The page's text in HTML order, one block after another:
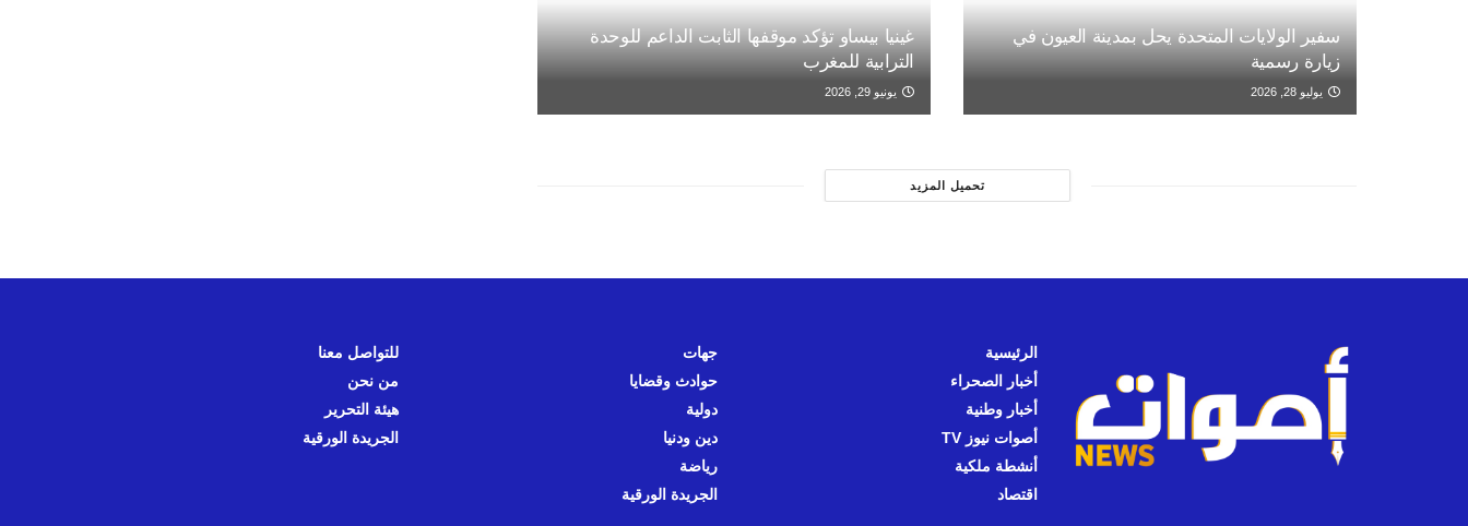
سفير الولايات المتحدة يحل بمدينة العيون في
زيارة رسمية
يوليو 28, 2026
غينيا بيساو تؤكد موقفها الثابت الداعم للوحدة
الترابية للمغرب
يونيو 29, 2026
تحميل المزيد
الرئيسية
أخبار الصحراء
أخبار وطنية
أصوات نيوز TV
أنشطة ملكية
اقتصاد
جهات
حوادث وقضايا
دولية
دين ودنيا
رياضة
الجريدة الورقية
للتواصل معنا
من نحن
هيئة التحرير
الجريدة الورقية